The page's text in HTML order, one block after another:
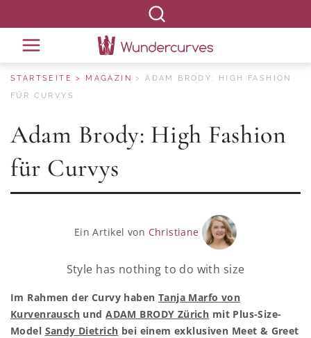
STARTSEITE MAGAZIN
ADAM BRODY: HIGH FASHION
FÜR CURVYS
Adam Brody: High Fashion
für Curvys
Ein Artikel von Christiane
Style has nothing to do with size
Im Rahmen der Curvy haben Tanja Marfo von
Kurvenrausch undADAM BRODY Zürich mit Plus-Size-
Model Sandy Dietrich bei einem exklusiven Meet & Greet